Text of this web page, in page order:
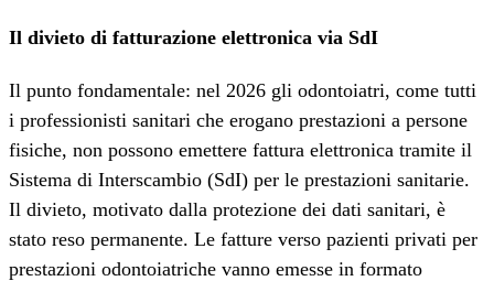
Il divieto di fatturazione elettronica via SdI
Il punto fondamentale: nel 2026 gli odontoiatri, come tutti
i professionisti sanitari che erogano prestazioni a persone
fisiche, non possono emettere fattura elettronica tramite il
Sistema di Interscambio (SdI) per le prestazioni sanitarie.
Il divieto, motivato dalla protezione dei dati sanitari, è
stato reso permanente. Le fatture verso pazienti privati per
prestazioni odontoiatriche vanno emesse in formato